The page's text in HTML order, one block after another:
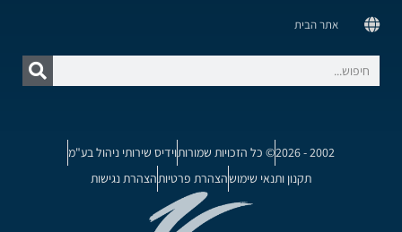
אתר הבית
2002 - 2026 © כל הזכויות שמורותוידיס שירותי ניהול בע"מ
תקנון ותנאי שימושהצהרת פרטיותהצהרת נגישות